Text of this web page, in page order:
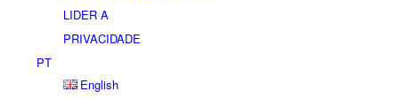
LIDER A
PRIVACIDADE
PT
English